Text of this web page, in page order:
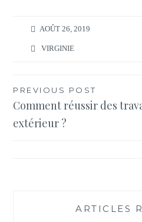
AOÛT 26, 2019
VIRGINIE
Navigation
de
PREVIOUS POST
Comment réussir des
extérieur ?
ARTICLES